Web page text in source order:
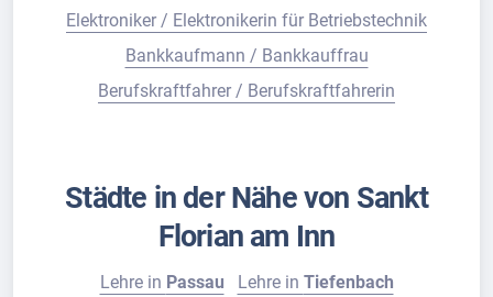
Elektroniker / Elektronikerin für Betriebstechnik
Bankkaufmann / Bankkauffrau
Berufskraftfahrer / Berufskraftfahrerin
Städte in der Nähe von Sankt
Florian am Inn
Lehre in Passau Lehre in Tiefenbach